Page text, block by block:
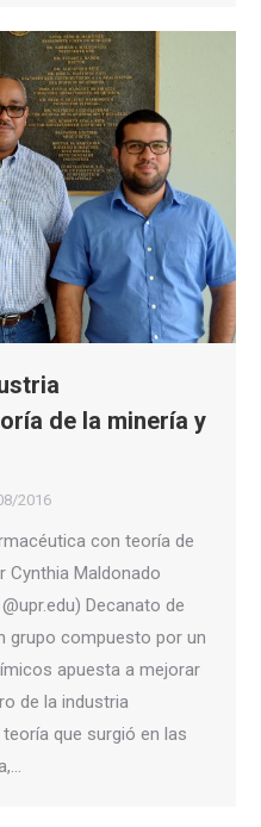
de la minería y
2016
con teoría de
Cynthia Maldonado
Decanato de
grupo compuesto por un
apuesta a mejorar
de la industria
que surgió en las